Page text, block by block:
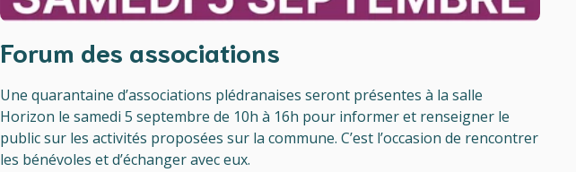
Forum des associations
Une quarantaine d’associations plédranaises seront présentes à la salle
Horizon le samedi 5 septembre de 10h à 16h pour informer et renseigner le
public sur les activités proposées sur la commune. C’est l’occasion de rencontrer
les bénévoles et d’échanger avec eux.